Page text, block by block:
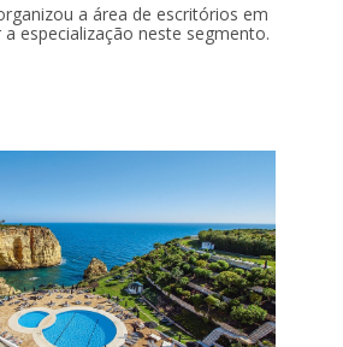
a área de escritórios em
especialização neste segmento.